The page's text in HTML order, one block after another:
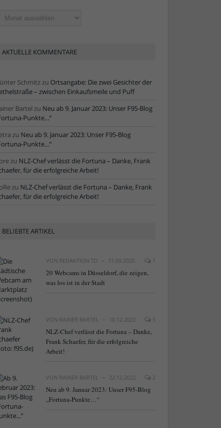
AKTUELLE KOMMENTARE
Schmitzzu Ortsangabe: Die zwei Gesichter der
– zwischen Einkaufsmeile und Puff
Bartel zu Neu ab 9. Januar 2023: Unser F95-Blog
Punkte…“
zu Neu ab 9. Januar 2023: Unser F95-Blog
Punkte…“
zu NLZ-Chef verlässt die Fortuna – Danke, Frank
für die erfolgreiche Arbeit!
zu NLZ-Chef verlässt die Fortuna – Danke, Frank
für die erfolgreiche Arbeit!
BELIEBTE ARTIKEL
VON REDAKTION TD 17.09.2020 1
20 Webcams in Düsseldorf, die zeigen,
was los ist in der Stadt
VON RAINER BARTEL 10.12.2022 5
NLZ-Chef verlässt die Fortuna – Danke,
Frank Schaefer, für die erfolgreiche
Arbeit!
VON RAINER BARTEL 22.12.2022 2
Neu ab 9. Januar 2023: Unser F95-Blog
„Fortuna-Punkte…“